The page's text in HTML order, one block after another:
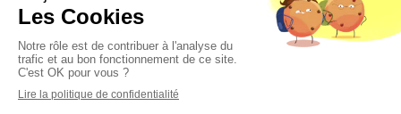
Mentions légales